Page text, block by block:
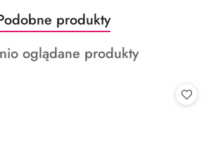
produktówprodukty
oglądane produkty